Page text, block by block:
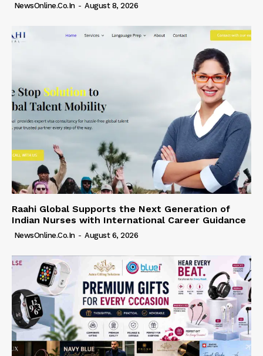
NewsOnline.co.in - August 8, 2026
Raahi Global Supports the Next Generation of
Indian Nurses with International Career Guidance
NewsOnline.co.in - August 6, 2026